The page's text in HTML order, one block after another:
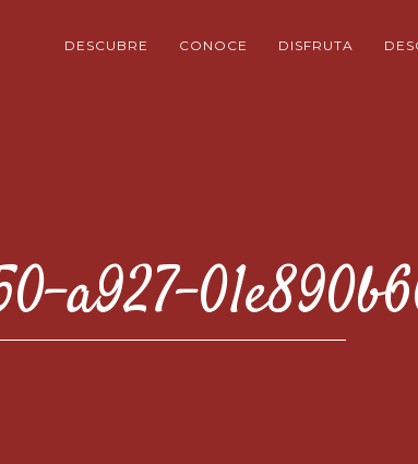
DESCUBRE CONOCE DISFRUTA
a927-